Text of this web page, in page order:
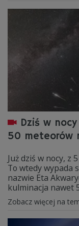
Dziś w
50 meteorów
Już dziś w nocy, z
To wtedy wypada
nazwie Eta
kulminacja nawet
Zobacz więcej na